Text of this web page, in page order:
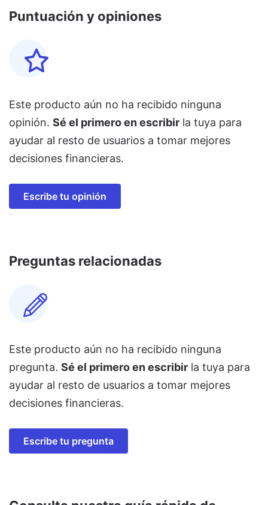
Puntuación y opiniones
Este producto aún no ha recibido ninguna
opinión. Sé el primero en escribir la tuya para
ayudar al resto de usuarios a tomar mejores
decisiones financieras.
Escribe tu opinión
Preguntas relacionadas
Este producto aún no ha recibido ninguna
pregunta. Sé el primero en escribir la tuya para
ayudar al resto de usuarios a tomar mejores
decisiones financieras.
Escribe tu pregunta